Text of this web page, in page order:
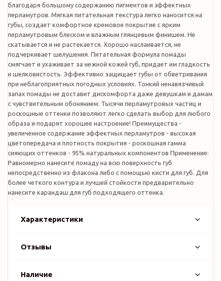
благодаря большому содержанию пигментов и эффектных
перламутров. Мягкая питательная текстура легко наносится на
губы, создает комфортное кремовое покрытие с ярким
перламутровым блеском и влажным глянцевым финишем. Не
скатывается и не растекается. Хорошо наслаивается, не
подчеркивает шелушения. Питательная формула помады
смягчает и ухаживает за нежной кожей губ, придает им гладкость
и шелковистость. Эффективно защищает губы от обветривания
при неблагоприятных погодных условиях. Тонкий ненавязчивый
запах помады не доставит дискомфорта даже девушкам и дамам
с чувствительным обонянием. Тысячи перламутровых частиц и
роскошные оттенки позволяют легко сделать выбор для любого
образа и подарят хорошее настроение! Преимущества -
увеличенное содержание эффектных перламутров - высокая
цветопередача и плотность покрытия - роскошная гамма
сияющих оттенков - 95% натуральных компонентов Применение:
Равномерно нанесите помаду на всю поверхность губ
непосредственно из флакона либо с помощью кисти для губ. Для
более четкого контура и лучшей стойкости предварительно
нанесите карандаш для губ подходящего оттенка.
Характеристики
Отзывы
Наличие